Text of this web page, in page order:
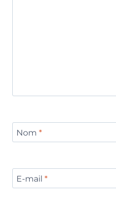
Nom *
E-mail *